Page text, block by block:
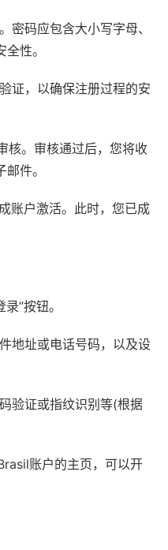
密码应包含大小写字母、
性。
证，以确保注册过程的安
核。审核通过后，您将收
件。
账户激活。此时，您已成
”按钮。
地址或电话号码，以及设
验证或指纹识别等(根据
账户的主页，可以开